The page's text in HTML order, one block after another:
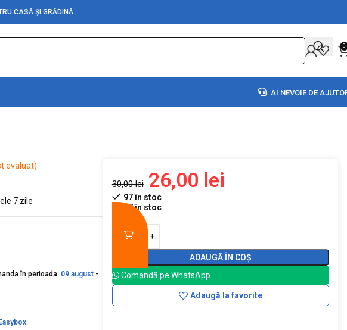
CASĂ ȘI GRĂDINĂ
0
AI NEVOIE DE
evaluat)
7 zile
în perioada: 09 august-
.
30,00lei 26,00 lei
97 în stoc
97 în stoc
ADAUGĂ ÎN COȘ
Comandă pe WhatsApp
Adaugă la favorite